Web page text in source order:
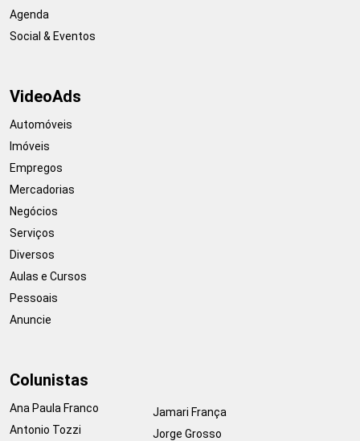
Agenda
Social & Eventos
VideoAds
Automóveis
Imóveis
Empregos
Mercadorias
Negócios
Serviços
Diversos
Aulas e Cursos
Pessoais
Anuncie
Colunistas
Ana Paula Franco
Antonio Tozzi
Jamari França
Jorge Grosso